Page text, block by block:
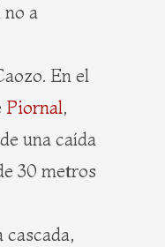
no a
En el
Piornal,
una caída
30 metros
cascada,